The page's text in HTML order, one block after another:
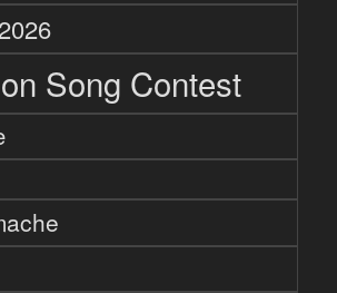
Song Contest